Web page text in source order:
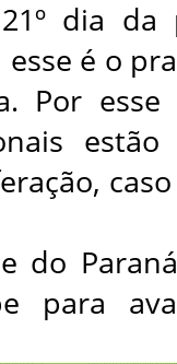
dia da
é o
Por
do
para